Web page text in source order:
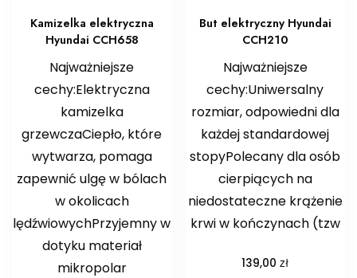
Kamizelka elektryczna
Hyundai CCH658
Najważniejsze
cechy:Elektryczna
kamizelka
grzewczaCiepło, które
wytwarza, pomaga
zapewnić ulgę w bólach
w okolicach
lędźwiowychPrzyjemny w
dotyku materiał
mikropolar
But elektryczny Hyundai
CCH210
Najważniejsze
cechy:Uniwersalny
rozmiar, odpowiedni dla
każdej standardowej
stopyPolecany dla osób
cierpiących na
niedostateczne krążenie
krwi w kończynach (tzw
139,00zł